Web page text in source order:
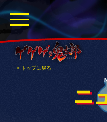
< トップに戻る